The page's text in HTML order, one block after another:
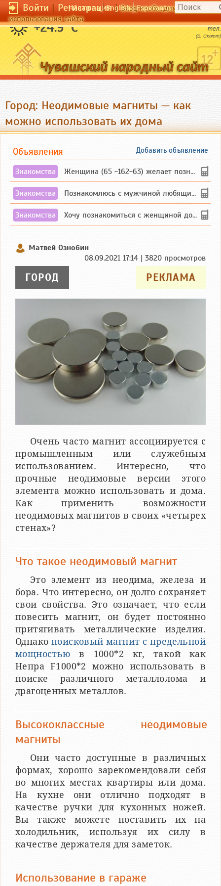
Войти|Регистрация|Вход необходим для
использования сайта
Чӑвашла English Esperanto
+24.9 °C
Золото убило больше душ, чем железо -
тел.
(В. Скотт)
Город: Неодимовые магниты — как
можно использовать их дома
Добавить объявление
Объявления
Знакомства Женщина (65 -162-63) желает познакомиться с одиноким, добродушным, без вредных ...
Знакомства Познакомлюсь с мужчиной любящим танцевать и петь на родном чувашском языке
Знакомства Хочу познакомиться с женщиной до 55 лет чувашской или русской национальности дл...
Матвей Ознобин
08.09.2021 17:14 | 3820 просмотров
РЕКЛАМА
ГОРОД
Очень часто магнит ассоциируется с
промышленным или служебным
использованием. Интересно, что
прочные неодимовые версии этого
элемента можно использовать и дома.
Как применить возможности
неодимовых магнитов в своих «четырех
стенах»?
Что такое неодимовый магнит
Это элемент из неодима, железа и
бора. Что интересно, он долго сохраняет
свои свойства. Это означает, что если
повесить магнит, он будет постоянно
притягивать металлические изделия.
Однако поисковый магнит с предельной
мощностью в 1000*2 кг, такой как
Непра F1000*2 можно использовать в
поиске различного металлолома и
драгоценных металлов.
Высококлассные неодимовые
магниты
Они часто доступные в различных
формах, хорошо зарекомендовали себя
во многих местах квартиры или дома.
На кухне они отлично подходят в
качестве ручки для кухонных ножей.
Вы также можете поставить их на
холодильник, используя их силу в
качестве держателя для заметок.
Использование в гараже